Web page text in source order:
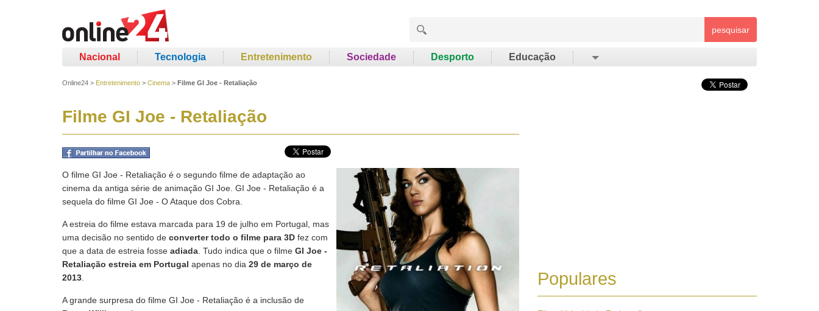
pesquisar
Nacional Tecnologia Entretenimento Sociedade Desporto Educação
Online24 > Entretenimento > Cinema > Filme GI Joe - Retaliação
Filme GI Joe - Retaliação
O filme GI Joe - Retaliação é o segundo filme de adaptação ao
cinema da antiga série de animação GI Joe. GI Joe - Retaliação é a
sequela do filme GI Joe - O Ataque dos Cobra.
A estreia do filme estava marcada para 19 de julho em Portugal, mas
uma decisão no sentido de converter todo o filme para 3D fez com
que a data de estreia fosse adiada . Tudo indica que o filme GI Joe -
Retaliação estreia em Portugal apenas no dia 29 de março de
2013
A grande surpresa do filme GI Joe - Retaliação é a inclusão de
Populares